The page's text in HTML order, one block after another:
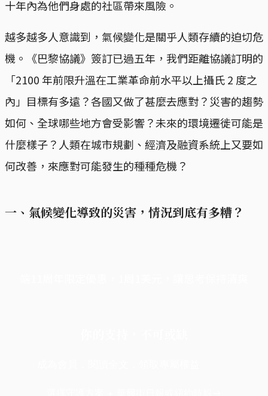
十年內為他們身處的社區帶來風險。
越多越多人意識到，氣候變化是關乎人類存續的迫切危
機。《巴黎協議》簽訂已過五年，我們距離協議訂明的
「2100 年前限升溫在工業革命前水平以上攝氏 2 度之
內」目標有多遠？各國又做了甚麼去應對？災害的趨勢
如何、全球哪些地方會受影響？未來的環境遷徙可能是
什麼樣子？人類在城市規劃、經濟及融資系統上又要如
何改善，來應對可能發生的種種危機？
一、氣候變化導致的災害，情況到底有多糟？